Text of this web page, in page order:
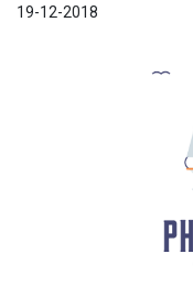
19-12-2018